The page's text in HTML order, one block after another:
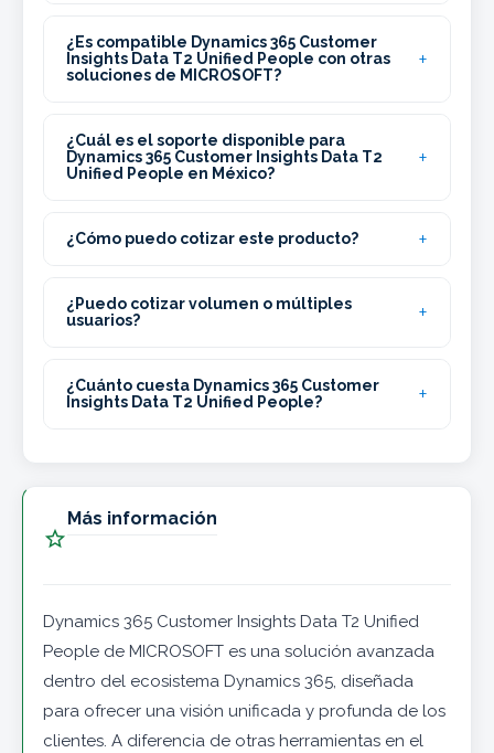
¿Es compatible Dynamics 365 Customer
Insights Data T2 Unified People con otras
soluciones de MICROSOFT?
¿Cuál es el soporte disponible para
Dynamics 365 Customer Insights Data T2
Unified People en México?
¿Cómo puedo cotizar este producto?
¿Puedo cotizar volumen o múltiples
usuarios?
¿Cuánto cuesta Dynamics 365 Customer
Insights Data T2 Unified People?

Más información
Dynamics 365 Customer Insights Data T2 Unified
People de MICROSOFT es una solución avanzada
dentro del ecosistema Dynamics 365, diseñada
para ofrecer una visión unificada y profunda de los
clientes. A diferencia de otras herramientas en el